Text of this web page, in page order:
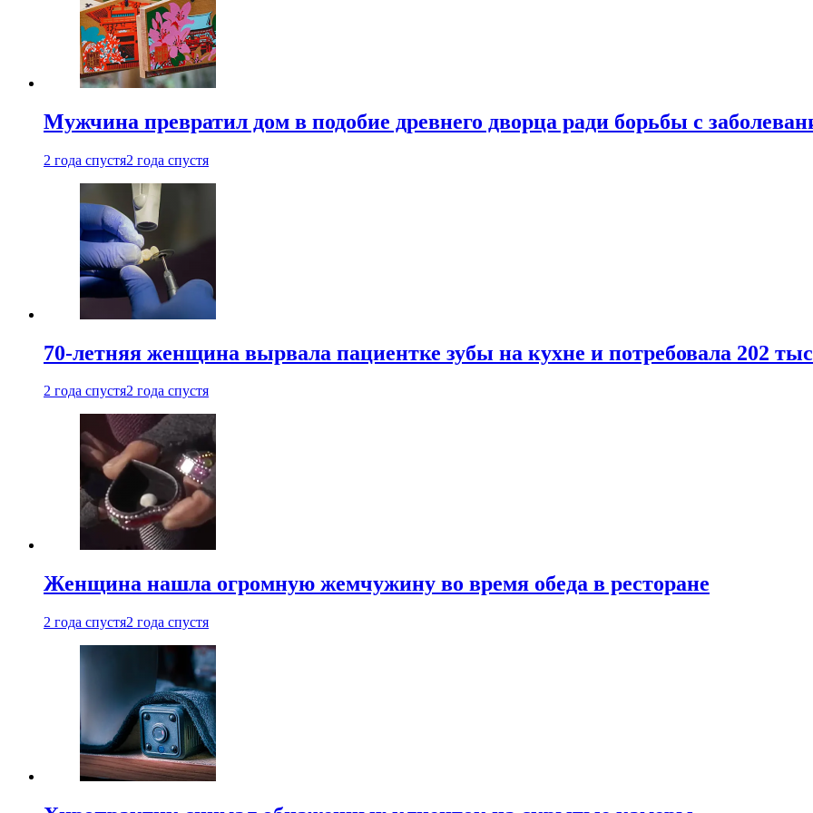
Мужчина превратил дом в подобие древнего дворца ради борьбы с
2 года спустя2 года спустя
70-летняя женщина вырвала пациентке зубы на кухне и потребовала 202
2 года спустя2 года спустя
Женщина нашла огромную жемчужину во время обеда в ресторане
2 года спустя2 года спустя